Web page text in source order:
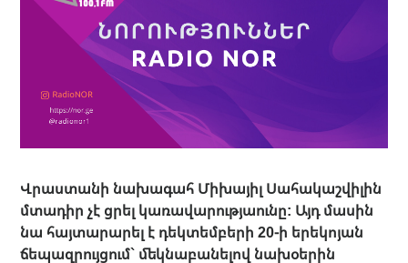
Վրաստանի նախագահ Միխայիլ Սահակաշվիլին
մտադիր չէ ցրել կառավարությաունը: Այդ մասին
նա հայտարարել է դեկտեմբերի 20-ի երեկոյան
ճեպազրույցում` մեկնաբանելով նախօերին